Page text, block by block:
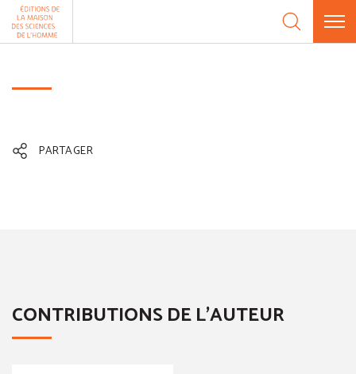
Aller au contenu
PARTAGER
CONTRIBUTIONS DE L'AUTEUR
Panneau de gestion des cookies